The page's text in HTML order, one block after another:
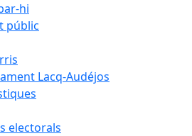
hi
públic
Lacq-Audéjos
electorals